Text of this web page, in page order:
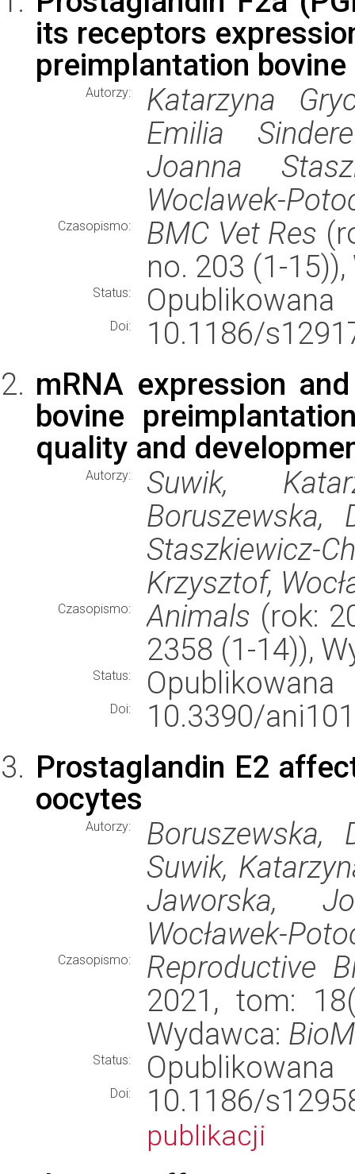
its receptors
preimplantation bovine
Autorzy:
Katarzyna
Emilia
Joanna
Woclawek-
Czasopismo: BMC Vet Res
no. 203 (1-
Status: Opublikowana
Doi:
10.1186/
mRNA expression
bovine
quality and
Autorzy:
Suwik,
Boruszewska,
Krzysztof,
Czasopismo: Animals (rok:
2358 (1-14)),
Status: Opublikowana
Doi:
10.3390/
Prostaglandin E2
oocytes
Autorzy:
Boruszewska,
Suwik,
Jaworska,
Wocławek-
Czasopismo:
Reproductive
2021, tom:
Wydawca:
Status: Opublikowana
Doi: 10.1186/
publikacji